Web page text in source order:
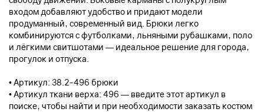
входом добавляют удобство и придают модели
продуманный, современный вид. Брюки легко
комбинируются с футболками, льняными рубашками, поло
и лёгкими свитшотами — идеальное решение для города,
прогулок и отпуска.
• Артикул: 38.2-496 брюки
• Артикул ткани верха: 496 — введите этот артикул в
поиске, чтобы найти и при необходимости заказать костюм